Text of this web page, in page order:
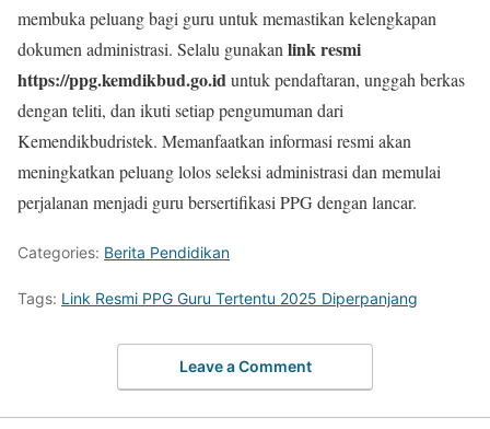
membuka peluang bagi guru untuk memastikan kelengkapan
dokumen administrasi. Selalu gunakan link resmi
https://ppg.kemdikbud.go.id untuk pendaftaran, unggah berkas
dengan teliti, dan ikuti setiap pengumuman dari
Kemendikbudristek. Memanfaatkan informasi resmi akan
meningkatkan peluang lolos seleksi administrasi dan memulai
perjalanan menjadi guru bersertifikasi PPG dengan lancar.
Categories: Berita Pendidikan
Tags: Link Resmi PPG Guru Tertentu 2025 Diperpanjang
Leave a Comment